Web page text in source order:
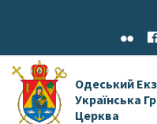
Одеський
Українська
Церква